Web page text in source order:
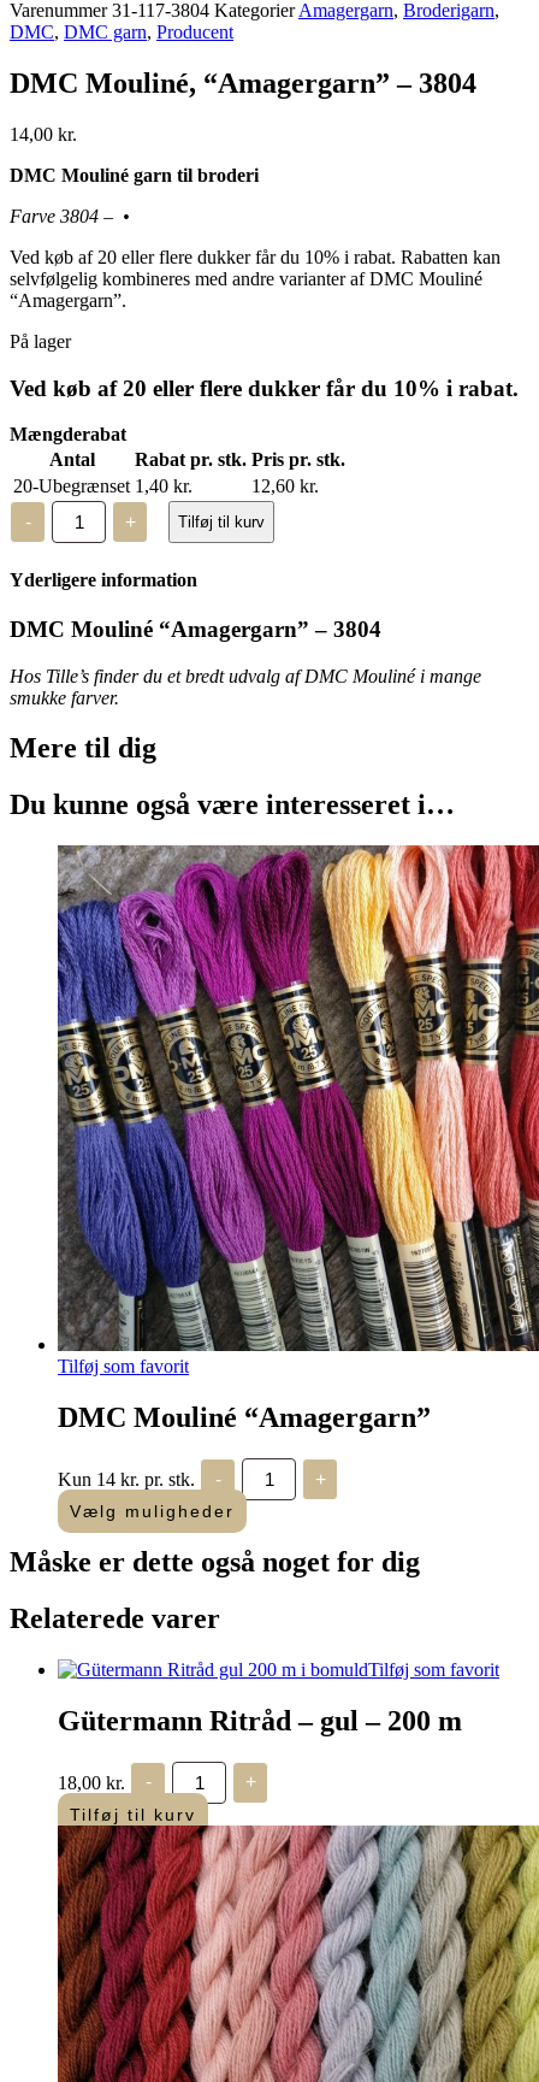
Varenummer31-117-3804 Kategorier Amagergarn, Broderigarn,
DMC, DMC garn, Producent
DMC Mouliné, “Amagergarn” – 3804
14,00 kr.
DMC Mouliné garn til broderi
Farve 3804 – •
Ved køb af 20 eller flere dukker får du 10% i rabat. Rabatten kan
selvfølgelig kombineres med andre varianter af DMC Mouliné
“Amagergarn”.
På lager
Ved køb af 20 eller flere dukker får du 10% i rabat.
Mængderabat
Antal
Rabat pr. stk. Pris pr. stk.
20-Ubegrænset 1,40 kr. 12,60 kr.
-
DMC
Mouliné,
“Amagergarn”
3804
+ Tilføj til kurv
Yderligere information
DMC Mouliné “Amagergarn” – 3804
Hos Tille’s finder du et bredt udvalg af DMC Mouliné i mange
smukke farver.
Mere til dig
Du kunne også være interesseret i…
Tilføj som favorit
DMC Mouliné “Amagergarn”
Kun 14 kr. pr. stk. -
DMC
Mouliné
"Amagergarn"
antal
+
Vælg muligheder
Måske er dette også noget for dig
Relaterede varer
Tilføj som favorit
Gütermann Ritråd – gul – 200 m
18,00 kr. -
Gütermann
Ritråd
-
gul
-
200
m
antal
+
Tilføj til kurv